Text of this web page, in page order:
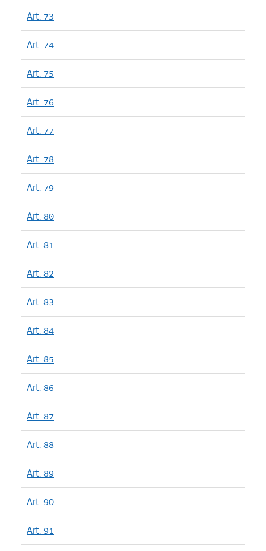
Art. 73
Art. 74
Art. 75
Art. 76
Art. 77
Art. 78
Art. 79
Art. 80
Art. 81
Art. 82
Art. 83
Art. 84
Art. 85
Art. 86
Art. 87
Art. 88
Art. 89
Art. 90
Art. 91